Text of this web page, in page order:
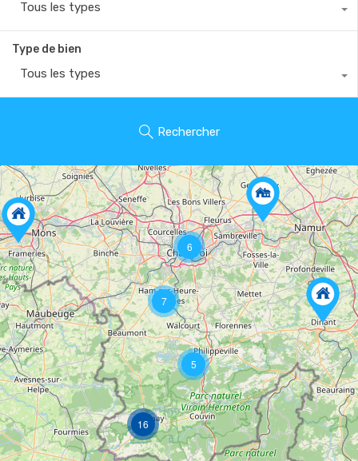
Tous les types
Type de bien
Tous les types
Rechercher
5
6
16
7